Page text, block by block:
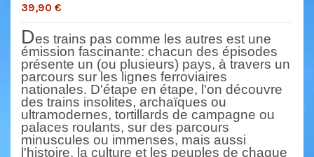
39,90 €
Des trains pas comme les autres est une
émission fascinante: chacun des épisodes
présente un (ou plusieurs) pays, à travers un
parcours sur les lignes ferroviaires
nationales. D'étape en étape, l'on découvre
des trains insolites, archaïques ou
ultramodernes, tortillards de campagne ou
palaces roulants, sur des parcours
minuscules ou immenses, mais aussi
l'histoire, la culture et les peuples de chaque